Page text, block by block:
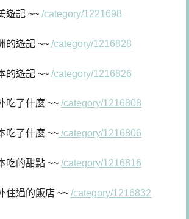
遊記 ~~ /category/1221698
的遊記 ~~ /category/1216828
的遊記 ~~ /category/1216826
吃了什麼 ~~ /category/1216808
吃了什麼 ~~ /category/1216806
吃的甜點 ~~ /category/1216816
住過的飯店 ~~ /category/1216832